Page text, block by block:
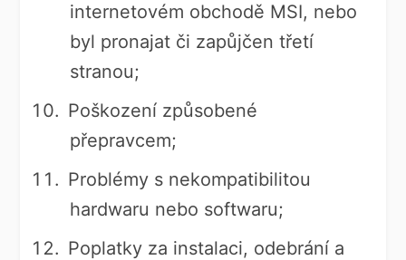
internetovém obchodě MSI, nebo
byl pronajat či zapůjčen třetí
stranou;
Poškození způsobené
přepravcem;
Problémy s nekompatibilitou
hardwaru nebo softwaru;
Poplatky za instalaci, odebrání a